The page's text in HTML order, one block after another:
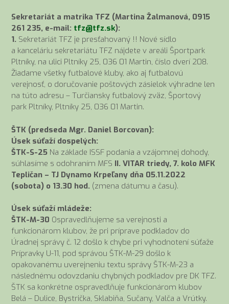
Sekretariát a matrika TFZ (Martina Žalmanová, 0915
261 235, e-mail: tfz@tfz.sk):
1. Sekretariát TFZ je presťahovaný !! Nové sídlo
a kanceláriu sekretariátu TFZ nájdete v areáli Športpark
Pltníky, na ulici Pltníky 25, 036 01 Martin, číslo dverí 208.
Žiadame všetky futbalové kluby, ako aj futbalovú
verejnosť, o doručovanie poštových zásielok výhradne len
na túto adresu – Turčiansky futbalový zväz, Športový
park Pltníky, Pltníky 25, 036 01 Martin.
ŠTK (predseda Mgr. Daniel Borcovan):
Úsek súťaží dospelých:
ŠTK-S-25 Na základe ISSF podania a vzájomnej dohody,
súhlasíme s odohraním MFS II. VITAR triedy, 7. kolo MFK
Tepličan – TJ Dynamo Krpeľany dňa 05.11.2022
(sobota) o 13.30 hod. (zmena dátumu a času).
Úsek súťaží mládeže:
ŠTK-M-30 Ospravedlňujeme sa verejnosti a
funkcionárom klubov, že pri príprave podkladov do
Úradnej správy č. 12 došlo k chybe pri vyhodnotení súťaže
Prípravky U-11, pod správou ŠTK-M-29 došlo k
opakovanému uverejneniu textu správy ŠTK-M-23 a
následnému odovzdaniu chybných podkladov pre DK TFZ.
ŠTK sa konkrétne ospravedlňuje funkcionárom klubov
Belá – Dulice, Bystrička, Sklabiňa, Sučany, Valča a Vrútky.